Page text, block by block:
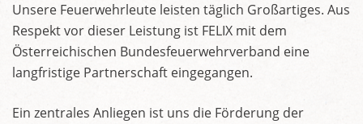
Unsere Feuerwehrleute leisten täglich Großartiges. Aus
Respekt vor dieser Leistung ist FELIX mit dem
Österreichischen Bundesfeuerwehrverband eine
langfristige Partnerschaft eingegangen.
Ein zentrales Anliegen ist uns die Förderung der